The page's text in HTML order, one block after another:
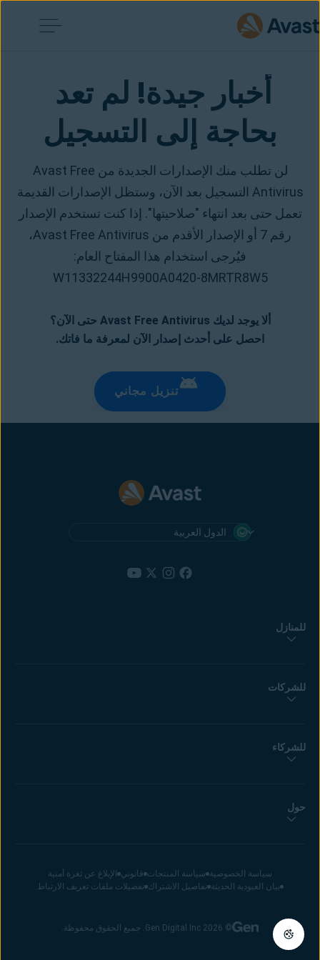
أخبار جيدة! لم تعد
بحاجة إلى التسجيل
لن تطلب منك الإصدارات الجديدة من Avast Free
Antivirus التسجيل بعد الآن، وستظل الإصدارات القديمة
تعمل حتى بعد انتهاء "صلاحيتها". إذا كنت تستخدم الإصدار
رقم 7 أو الإصدار الأقدم من Avast Free Antivirus،
فيُرجى استخدام هذا المفتاح العام:
W11332244H9900A0420-8MRTR8W5
ألا يوجد لديك Avast Free Antivirus حتى الآن؟
احصل على أحدث إصدار الآن لمعرفة ما فاتك.
تنزيل مجاني
الدول العربية
للمنازل
للشركات
للشركاء
حول
سياسة الخصوصية سياسة المنتجات قانوني
الإبلاغ عن ثغرة أمنية
بيان العبودية الحديثة تفاصيل الاشتراك تفضيلات ملفات تعريف الارتباط
© 2026 Gen Digital Inc. جميع الحقوق محفوظة.